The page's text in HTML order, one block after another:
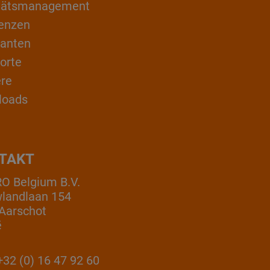
Belgium B.V.
154
(0) 16 47 92 60